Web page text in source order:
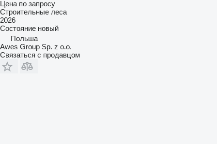
Цена по запросу
Строительные леса
2026
Состояние новый
Польша
Awes Group Sp. z o.o.
Связаться с продавцом